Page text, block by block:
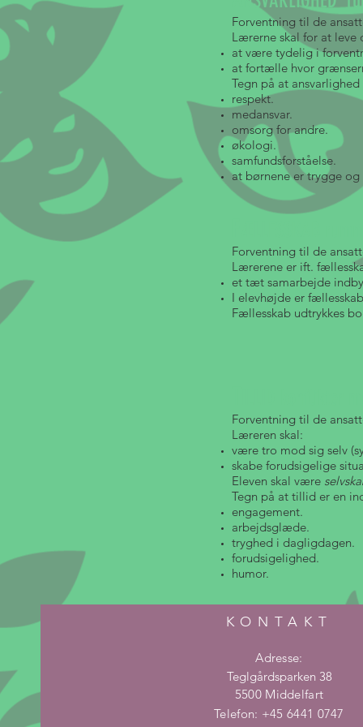
Forventning til de
Lærerne skal for at leve
at være tydelig i
at fortælle hvor
Tegn på at
respekt.
medansvar.
omsorg for andre.
økologi.
samfundsforståelse.
at børnene er trygge
Forventning til de
Lærerene er ift.
et tæt samarbejde
I elevhøjde er
Fællesskab udtrykkes
Forventning til de
Læreren skal:
være tro mod sig selv
skabe forudsigelige
Eleven skal være
Tegn på at tillid er en
engagement.
arbejdsglæde.
tryghed i dagligdagen.
forudsigelighed.
humor.
KONTAKT
Adresse:
Teglgårdsparken 38
5500 Middelfart
Telefon: +45 6441 0747